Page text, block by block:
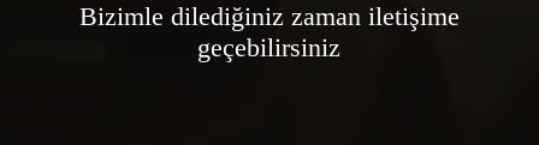
Bizimle dilediğiniz zaman iletişime
geçebilirsiniz